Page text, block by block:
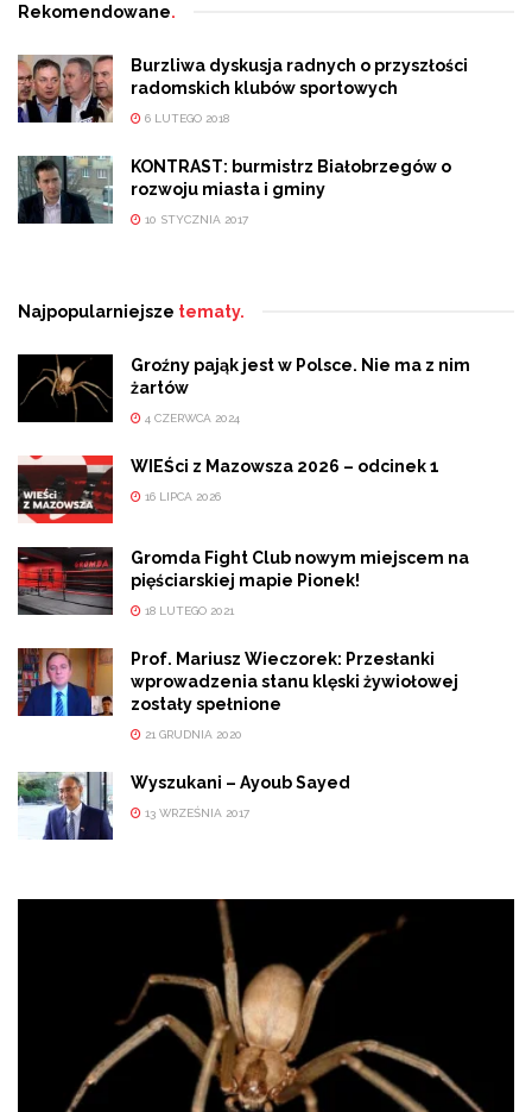
Rekomendowane.
Burzliwa dyskusja radnych o przyszłości
radomskich klubów sportowych
6 LUTEGO 2018
KONTRAST: burmistrz Białobrzegów o
rozwoju miasta i gminy
10 STYCZNIA 2017
Najpopularniejsze tematy.
Groźny pająk jest w Polsce. Nie ma z nim
żartów
4 CZERWCA 2024
WIEŚci z Mazowsza 2026 – odcinek 1
16 LIPCA 2026
Gromda Fight Club nowym miejscem na
pięściarskiej mapie Pionek!
18 LUTEGO 2021
Prof. Mariusz Wieczorek: Przesłanki
wprowadzenia stanu klęski żywiołowej
zostały spełnione
21 GRUDNIA 2020
Wyszukani – Ayoub Sayed
13 WRZEŚNIA 2017